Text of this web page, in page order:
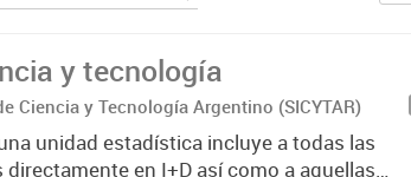
y tecnología
Ciencia y Tecnología Argentino (SICYTAR)
unidad estadística incluye a todas las
en I+D así como a aquellas